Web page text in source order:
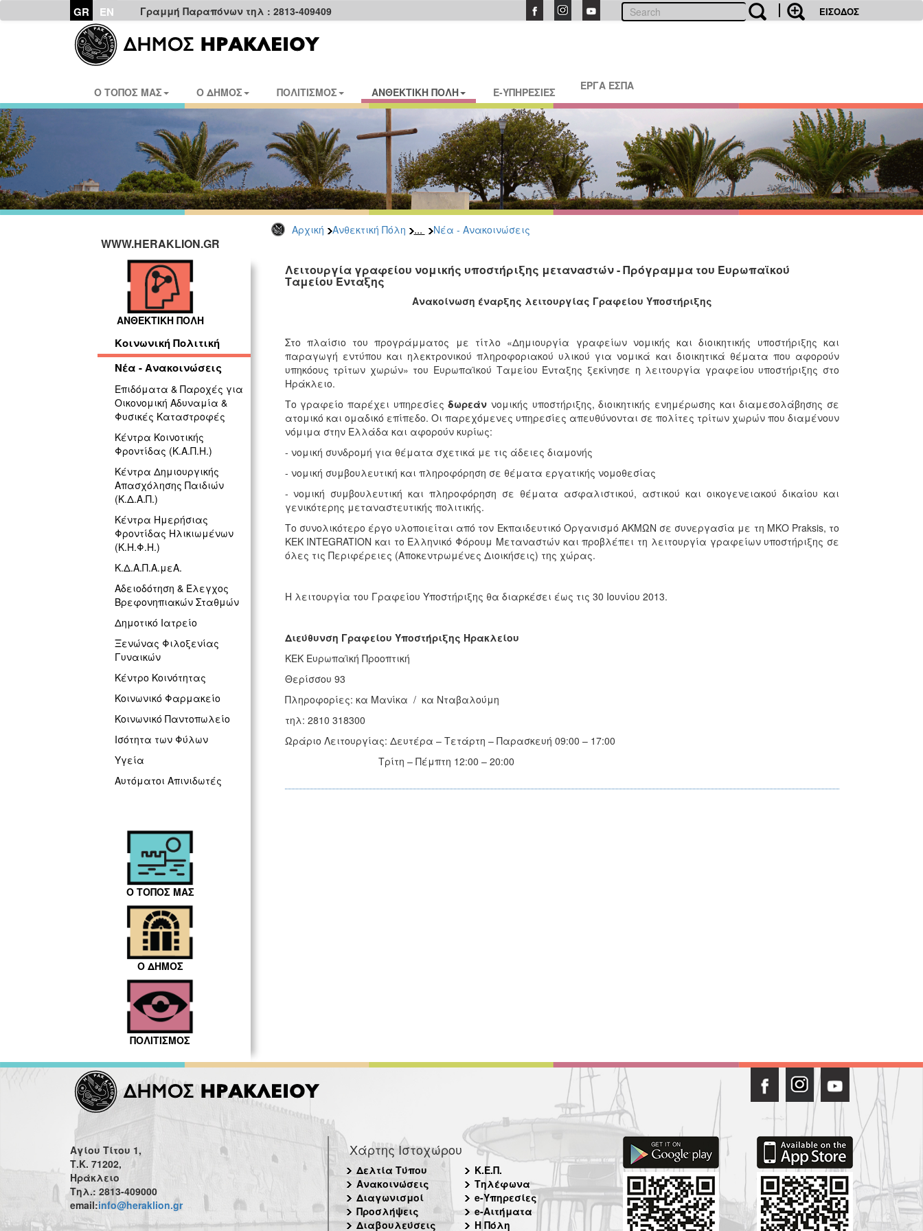
GR EN Γραμμή Παραπόνων τηλ : 2813-409409 ΕΙΣΟΔΟΣ
Ο ΤΟΠΟΣ ΜΑΣ Ο ΔΗΜΟΣ ΠΟΛΙΤΙΣΜΟΣ ΑΝΘΕΚΤΙΚΗ ΠΟΛΗ E-ΥΠΗΡΕΣΙΕΣ ΕΡΓΑ ΕΣΠΑ
Αρχική Ανθεκτική Πόλη ... Νέα - Ανακοινώσεις
WWW.HERAKLION.GR
ΑΝΘΕΚΤΙΚΗ ΠΟΛΗ
Κοινωνική Πολιτική
Νέα - Ανακοινώσεις
Επιδόματα & Παροχές για
Οικονομική Αδυναμία &
Φυσικές Καταστροφές
Κέντρα Κοινοτικής
Φροντίδας (Κ.Α.Π.Η.)
Κέντρα Δημιουργικής
Απασχόλησης Παιδιών
(Κ.Δ.Α.Π.)
Κέντρα Ημερήσιας
Φροντίδας Ηλικιωμένων
(Κ.Η.Φ.Η.)
Κ.Δ.Α.Π.Α.μεΑ.
Αδειοδότηση & Έλεγχος
Βρεφονηπιακών Σταθμών
Δημοτικό Ιατρείο
Ξενώνας Φιλοξενίας
Γυναικών
Κέντρο Κοινότητας
Κοινωνικό Φαρμακείο
Κοινωνικό Παντοπωλείο
Ισότητα των Φύλων
Υγεία
Αυτόματοι Απινιδωτές
Ο ΤΟΠΟΣ ΜΑΣ
Ο ΔΗΜΟΣ
ΠΟΛΙΤΙΣΜΟΣ
Λειτουργία γραφείου νομικής υποστήριξης μεταναστών - Πρόγραμμα του Ευρωπαϊκού
Ταμείου Ένταξης
Ανακοίνωση έναρξης λειτουργίας Γραφείου Υποστήριξης
Στο πλαίσιο του προγράμματος με τίτλο «Δημιουργία γραφείων νομικής και διοικητικής υποστήριξης και
παραγωγή εντύπου και ηλεκτρονικού πληροφοριακού υλικού για νομικά και διοικητικά θέματα που αφορούν
υπηκόους τρίτων χωρών» του Ευρωπαϊκού Ταμείου Ένταξης ξεκίνησε η λειτουργία γραφείου υποστήριξης στο
Ηράκλειο.
Το γραφείο παρέχει υπηρεσίεςδωρεάν νομικής υποστήριξης, διοικητικής ενημέρωσης και διαμεσολάβησης σε
ατομικό και ομαδικό επίπεδο. Οι παρεχόμενες υπηρεσίες απευθύνονται σε πολίτες τρίτων χωρών που διαμένουν
νόμιμα στην Ελλάδα και αφορούν κυρίως:
- νομική συνδρομή για θέματα σχετικά με τις άδειες διαμονής
- νομική συμβουλευτική και πληροφόρηση σε θέματα εργατικής νομοθεσίας
- νομική συμβουλευτική και πληροφόρηση σε θέματα ασφαλιστικού, αστικού και οικογενειακού δικαίου και
γενικότερης μεταναστευτικής πολιτικής.
Το συνολικότερο έργο υλοποιείται από τον Εκπαιδευτικό Οργανισμό ΑΚΜΩΝ σε συνεργασία με τη ΜΚΟ Praksis, το
ΚΕΚ INTEGRATION και το Ελληνικό Φόρουμ Μεταναστών και προβλέπει τη λειτουργία γραφείων υποστήριξης σε
όλες τις Περιφέρειες (Αποκεντρωμένες Διοικήσεις) της χώρας.
Η λειτουργία του Γραφείου Υποστήριξης θα διαρκέσει έως τις 30 Ιουνίου 2013.
Διεύθυνση Γραφείου Υποστήριξης Ηρακλείου
ΚΕΚ Ευρωπαϊκή Προοπτική
Θερίσσου 93
Πληροφορίες: κα Μανίκα / κα Νταβαλούμη
τηλ: 2810 318300
Ωράριο Λειτουργίας: Δευτέρα – Τετάρτη – Παρασκευή 09:00 – 17:00
Τρίτη – Πέμπτη 12:00 – 20:00
Αγίου Τίτου 1,
Τ.Κ. 71202,
Ηράκλειο
Τηλ.: 2813-409000
email:info@heraklion.gr
Χάρτης Ιστοχώρου
Δελτία Τύπου
Ανακοινώσεις
Διαγωνισμοί
Προσλήψεις
Διαβουλεύσεις
Κ.Ε.Π.
Τηλέφωνα
e-Υπηρεσίες
e-Αιτήματα
Η Πόλη